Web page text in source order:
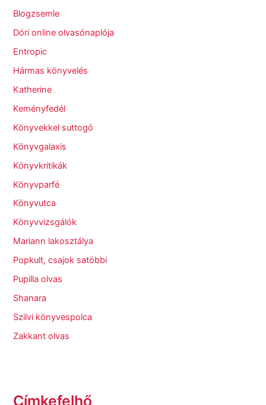
Blogzsemle
Dóri online olvasónaplója
Entropic
Hármas könyvelés
Katherine
Keményfedél
Könyvekkel suttogó
Könyvgalaxis
Könyvkritikák
Könyvparfé
Könyvutca
Könyvvizsgálók
Mariann lakosztálya
Popkult, csajok satöbbi
Pupilla olvas
Shanara
Szilvi könyvespolca
Zakkant olvas
Címkefelhő